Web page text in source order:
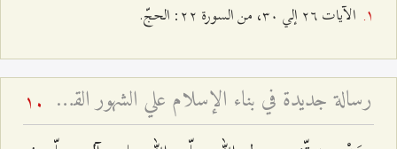
الآيات ٢٦ إلي ٣۰، من السورة ٢٢: الحجّ.
رسالة‌ جديدة‌ في‌ بناء الإسلام‌ علي الشهور القمرية - و تفسير آية: (إِنَّ عِدَّةَ الشُّهُورِ عِنْدَ اللَّهِ اثْنا عَشَرَ شَهْراً فِي كِتابِ اللَّهِ يَوْمَ خَلَقَ السَّماواتِ وَ الْأَرْضَ مِنْها أَرْبَعَةٌ حُرُمٌ ذلِكَ الدِّينُ الْقَيِّم‏) - بحث تفسيري روائي فقهي وتاريخي 10